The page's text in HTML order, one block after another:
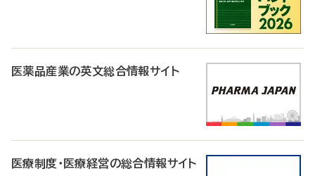
医薬品産業の英文総合情報サイト
医療制度・医療経営の総合情報サイト